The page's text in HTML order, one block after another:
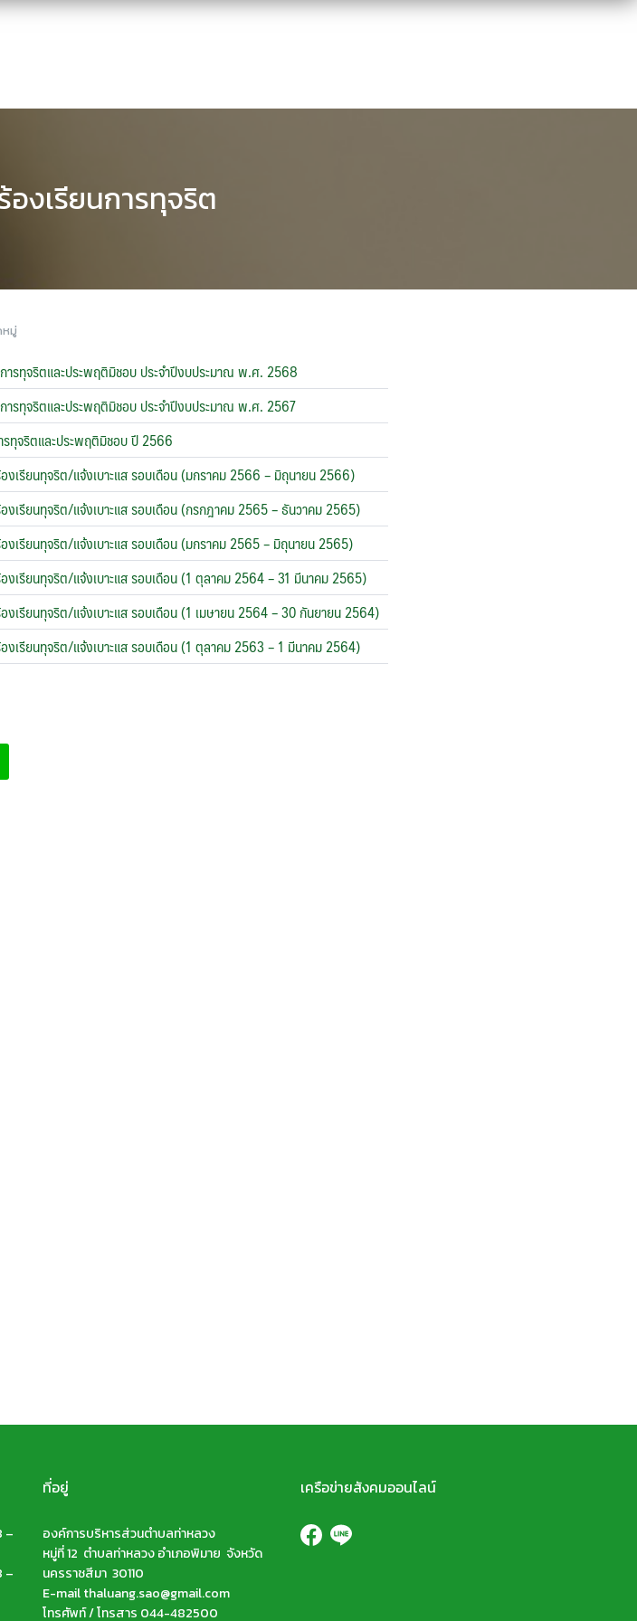
องเรียนการทุจริต
มู่
ารทุจริตและประพฤติมิชอบ ประจำปีงบประมาณ พ.ศ. 2568
ารทุจริตและประพฤติมิชอบ ประจำปีงบประมาณ พ.ศ. 2567
รทุจริตและประพฤติมิชอบ ปี 2566
งเรียนทุจริต/แจ้งเบาะแส รอบเดือน (มกราคม 2566 – มิถุนายน 2566)
งเรียนทุจริต/แจ้งเบาะแส รอบเดือน (กรกฎาคม 2565 – ธันวาคม 2565)
งเรียนทุจริต/แจ้งเบาะแส รอบเดือน (มกราคม 2565 – มิถุนายน 2565)
งเรียนทุจริต/แจ้งเบาะแส รอบเดือน (1 ตุลาคม 2564 – 31 มีนาคม 2565)
งเรียนทุจริต/แจ้งเบาะแส รอบเดือน (1 เมษายน 2564 – 30 กันยายน 2564)
งเรียนทุจริต/แจ้งเบาะแส รอบเดือน (1 ตุลาคม 2563 – 1 มีนาคม 2564)
–
–
ที่อยู่
องค์การบริหารส่วนตำบลท่าหลวง
หมู่ที่ 12 ตำบลท่าหลวง อำเภอพิมาย จังหวัด
นครราชสีมา 30110
E-mail thaluang.sao@gmail.com
โทรศัพท์ / โทรสาร 044-482500
เครือข่ายสังคมออนไลน์